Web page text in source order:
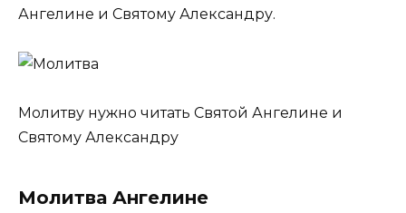
Ангелине и Святому Александру.
Молитву нужно читать Святой Ангелине и
Святому Александру
Молитва Ангелине